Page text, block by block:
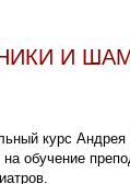
И
курс
обучение